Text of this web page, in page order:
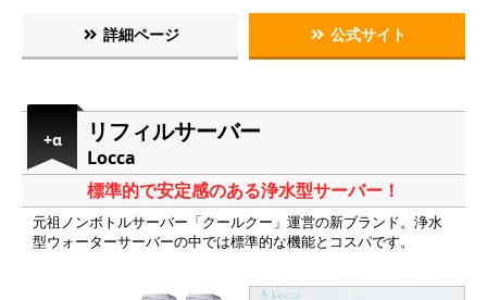
詳細ページ 公式サイト
+α リフィルサーバー
Locca
標準的で安定感のある浄水型サーバー！
元祖ノンボトルサーバー「クールクー」運営の新ブランド。浄水
型ウォーターサーバーの中では標準的な機能とコスパです。